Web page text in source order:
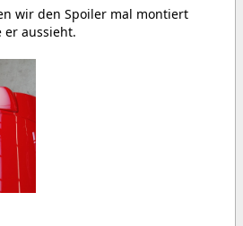
wir den Spoiler mal montiert
er aussieht.